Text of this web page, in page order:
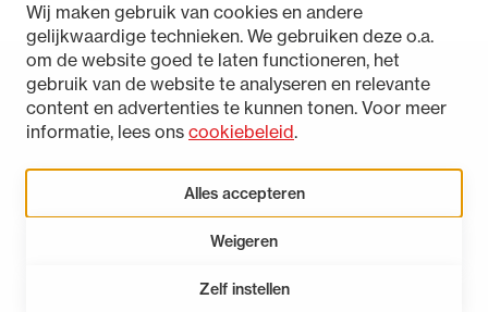
Wij maken gebruik van cookies en andere
gelijkwaardige technieken. We gebruiken deze o.a.
om de website goed te laten functioneren, het
gebruik van de website te analyseren en relevante
content en advertenties te kunnen tonen. Voor meer
informatie, lees ons cookiebeleid.
Alles accepteren
Weigeren
Zelf instellen
Toegankelijkheidsverklaring
Disclaimer